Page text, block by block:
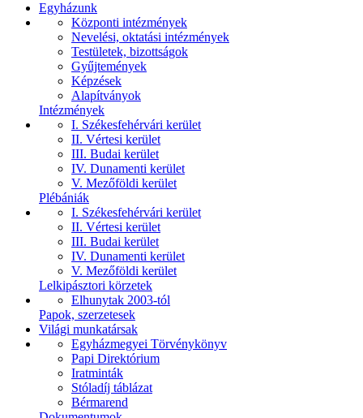
Egyházunk
Központi intézmények
Nevelési, oktatási intézmények
Testületek, bizottságok
Gyűjtemények
Képzések
Alapítványok
Intézmények
I. Székesfehérvári kerület
II. Vértesi kerület
III. Budai kerület
IV. Dunamenti kerület
V. Mezőföldi kerület
Plébániák
I. Székesfehérvári kerület
II. Vértesi kerület
III. Budai kerület
IV. Dunamenti kerület
V. Mezőföldi kerület
Lelkipásztori körzetek
Elhunytak 2003-tól
Papok, szerzetesek
Világi munkatársak
Egyházmegyei Törvénykönyv
Papi Direktórium
Iratminták
Stóladíj táblázat
Bérmarend